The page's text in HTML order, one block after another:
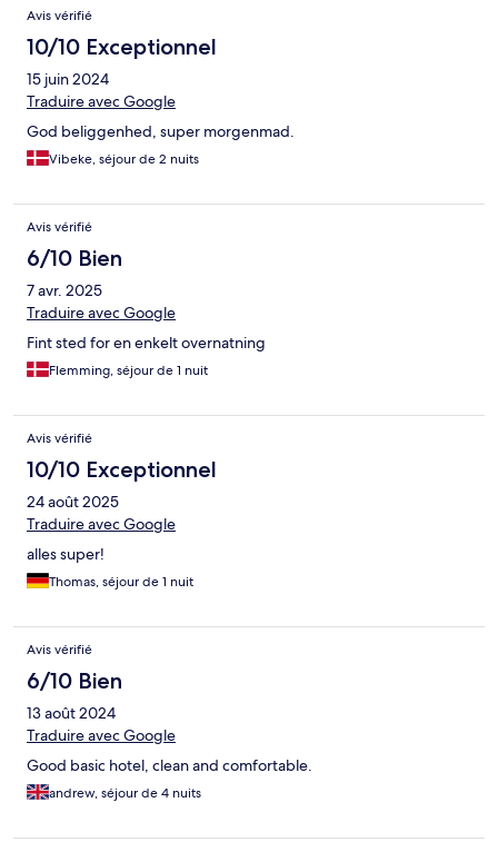
Avis vérifié
10/10 Exceptionnel
15 juin 2024
Traduire avec Google
God beliggenhed, super morgenmad.
Vibeke, séjour de 2 nuits
Avis vérifié
6/10 Bien
7 avr. 2025
Traduire avec Google
Fint sted for en enkelt overnatning
Flemming, séjour de 1 nuit
Avis vérifié
10/10 Exceptionnel
24 août 2025
Traduire avec Google
alles super!
Thomas, séjour de 1 nuit
Avis vérifié
6/10 Bien
13 août 2024
Traduire avec Google
Good basic hotel, clean and comfortable.
andrew, séjour de 4 nuits